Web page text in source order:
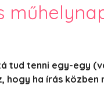
tud tenni egy-egy
ha írás közben